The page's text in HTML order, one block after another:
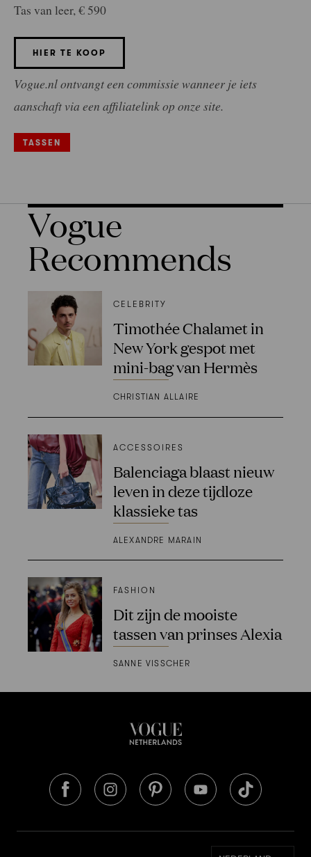
Tas van leer, € 590
HIER TE KOOP
Vogue.nl ontvangt een commissie wanneer je iets
aanschaft via een affiliatelink op onze site.
TASSEN
Vogue
Recommends
CELEBRITY
Timothée Chalamet in
New York gespot met
mini-bag van Hermès
CHRISTIAN ALLAIRE
ACCESSOIRES
Balenciaga blaast nieuw
leven in deze tijdloze
klassieke tas
ALEXANDRE MARAIN
FASHION
Dit zijn de mooiste
tassen van prinses Alexia
SANNE VISSCHER